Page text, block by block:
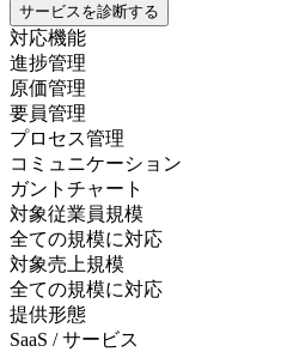
サービスを診断する
対応機能
進捗管理
原価管理
要員管理
プロセス管理
コミュニケーション
ガントチャート
対象従業員規模
全ての規模に対応
対象売上規模
全ての規模に対応
提供形態
SaaS / サービス